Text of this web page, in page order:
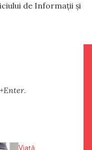
de Informații și
.
Viață